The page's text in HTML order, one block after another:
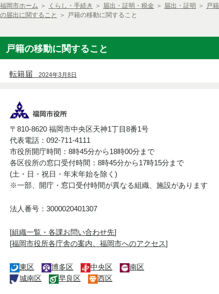
福岡市ホーム ＞ くらし・手続き ＞ 届出・証明・税金 ＞ 届出・証明 ＞ 戸籍
の届出に関すること
＞ 戸籍の移動に関すること
戸籍の移動に関すること
転籍届 2024年3月8日
〒810-8620 福岡市中央区天神1丁目8番1号
代表電話：092-711-4111
市役所開庁時間：8時45分から18時00分まで
各区役所の窓口受付時間：8時45分から17時15分まで
(土・日・祝日・年末年始を除く)
※一部、開庁・窓口受付時間が異なる組織、施設があります
法人番号：3000020401307
[組織一覧・各課お問い合わせ先]
[福岡市役所各庁舎の案内、福岡市へのアクセス]
東区 博多区 中央区
南区
城南区
早良区 西区